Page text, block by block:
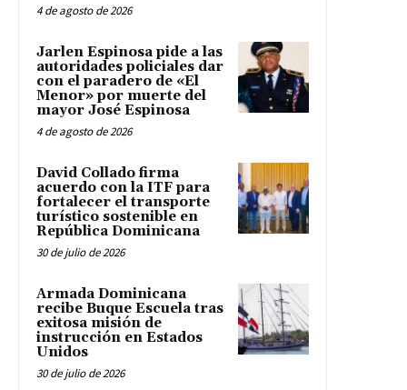
4 de agosto de 2026
Jarlen Espinosa pide a las
autoridades policiales dar
con el paradero de «El
Menor» por muerte del
mayor José Espinosa
4 de agosto de 2026
David Collado firma
acuerdo con la ITF para
fortalecer el transporte
turístico sostenible en
República Dominicana
30 de julio de 2026
Armada Dominicana
recibe Buque Escuela tras
exitosa misión de
instrucción en Estados
Unidos
30 de julio de 2026